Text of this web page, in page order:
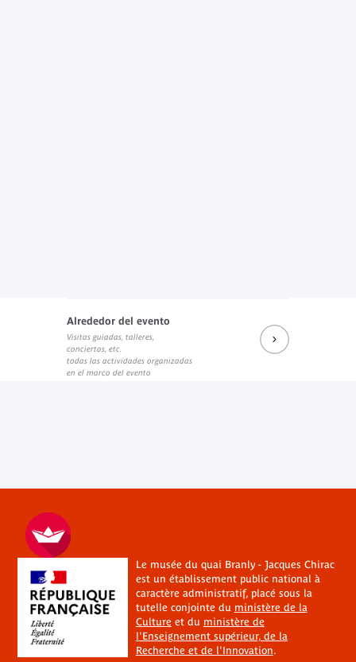
Alrededor del evento
Visitas guiadas, talleres,
conciertos, etc.
todas las actividades organizadas
en el marco del evento
Le musée du quai Branly - Jacques Chirac
est un établissement public national à
caractère administratif, placé sous la
tutelle conjointe du ministère de la
Cultureet du ministère de
l'Enseignement supérieur, de la
Recherche et de l'Innovation.